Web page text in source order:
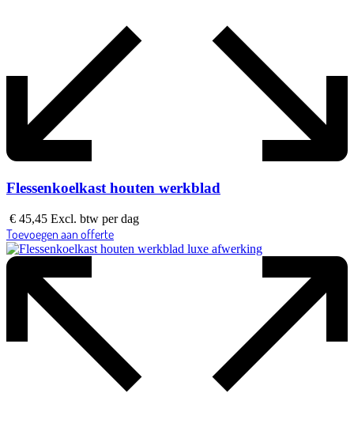
Flessenkoelkast houten werkblad
€ 45,45 Excl. btw per dag
Toevoegen aan offerte